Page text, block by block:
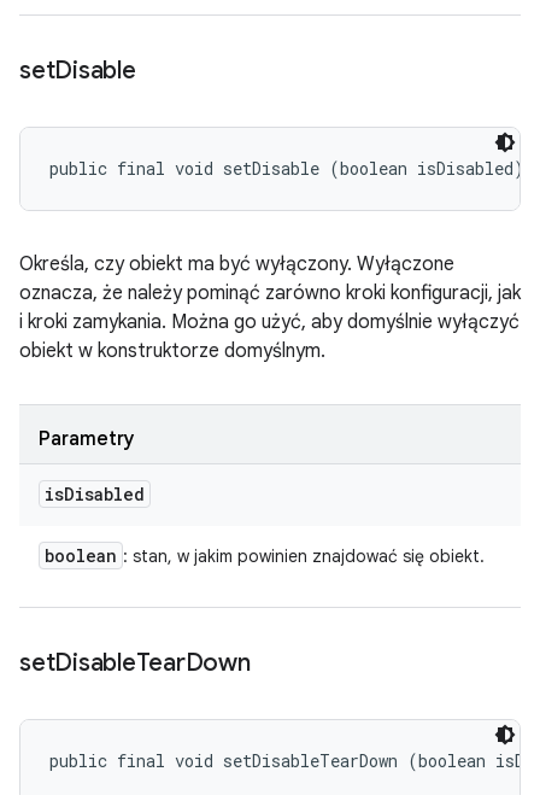
setDisable
public final void setDisable (boolean isDisabled)
Określa, czy obiekt ma być wyłączony. Wyłączone
oznacza, że należy pominąć zarówno kroki konfiguracji, jak
i kroki zamykania. Można go użyć, aby domyślnie wyłączyć
obiekt w konstruktorze domyślnym.
Parametry
isDisabled
boolean : stan, w jakim powinien znajdować się obiekt.
setDisableTearDown
public final void setDisableTearDown (boolean